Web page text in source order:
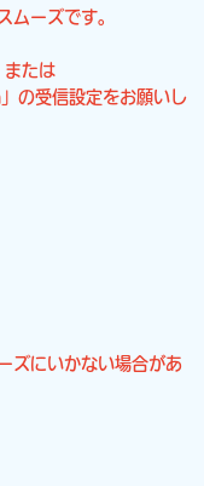
ムーズです。
たは
受信設定をお願いし
ズにいかない場合があ